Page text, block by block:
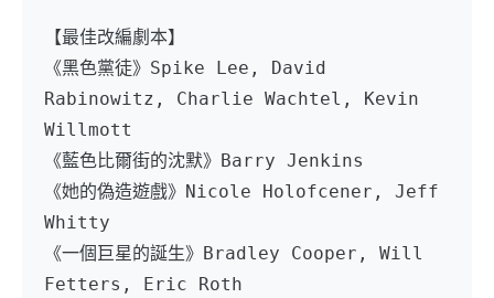
【最佳改編劇本】
《黑色黨徒》Spike Lee, David
Rabinowitz, Charlie Wachtel, Kevin
Willmott
《藍色比爾街的沈默》Barry Jenkins
《她的偽造遊戲》Nicole Holofcener, Jeff
Whitty
《一個巨星的誕生》Bradley Cooper, Will
Fetters, Eric Roth